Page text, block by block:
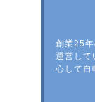
創業25
運営して
心して自